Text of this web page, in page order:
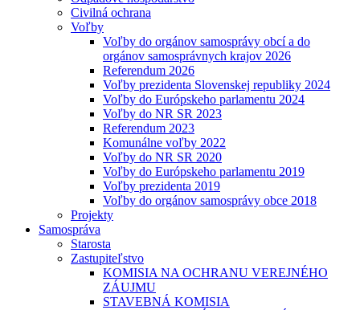
Civilná ochrana
Voľby
Voľby do orgánov samosprávy obcí a do
orgánov samosprávnych krajov 2026
Referendum 2026
Voľby prezidenta Slovenskej republiky 2024
Voľby do Európskeho parlamentu 2024
Voľby do NR SR 2023
Referendum 2023
Komunálne voľby 2022
Voľby do NR SR 2020
Voľby do Európskeho parlamentu 2019
Voľby prezidenta 2019
Voľby do orgánov samosprávy obce 2018
Projekty
Samospráva
Starosta
Zastupiteľstvo
KOMISIA NA OCHRANU VEREJNÉHO
ZÁUJMU
STAVEBNÁ KOMISIA